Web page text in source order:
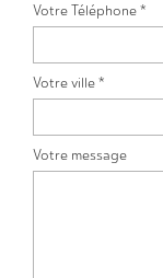
Votre Téléphone *
Votre ville *
Votre message